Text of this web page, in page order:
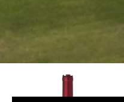
Marchesi Frescobaldi